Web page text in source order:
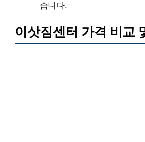
습니다.
이삿짐센터 가격 비교